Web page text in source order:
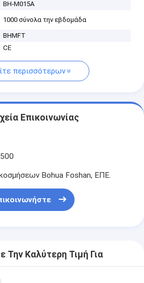
BH-M015A
1000 σύνολα την εβδομάδα
BHMFT
CE
περισσότερων
Επικοινωνίας
Bohua Foshan, ΕΠΕ.
Την Καλύτερη Τιμή Για